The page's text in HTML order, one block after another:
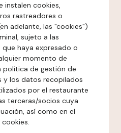
instalen cookies,
rastreadores o
adelante, las "cookies")
sujeto a las
haya expresado o
momento de
de gestión de
y los datos recopilados
por el restaurante
terceras/socios cuya
así como en el